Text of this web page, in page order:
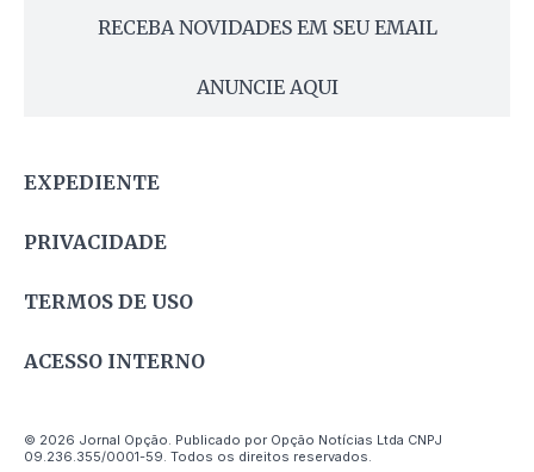
RECEBA NOVIDADES EM SEU EMAIL
ANUNCIE AQUI
EXPEDIENTE
PRIVACIDADE
TERMOS DE USO
ACESSO INTERNO
© 2026 Jornal Opção. Publicado por Opção Notícias Ltda CNPJ
09.236.355/0001-59. Todos os direitos reservados.